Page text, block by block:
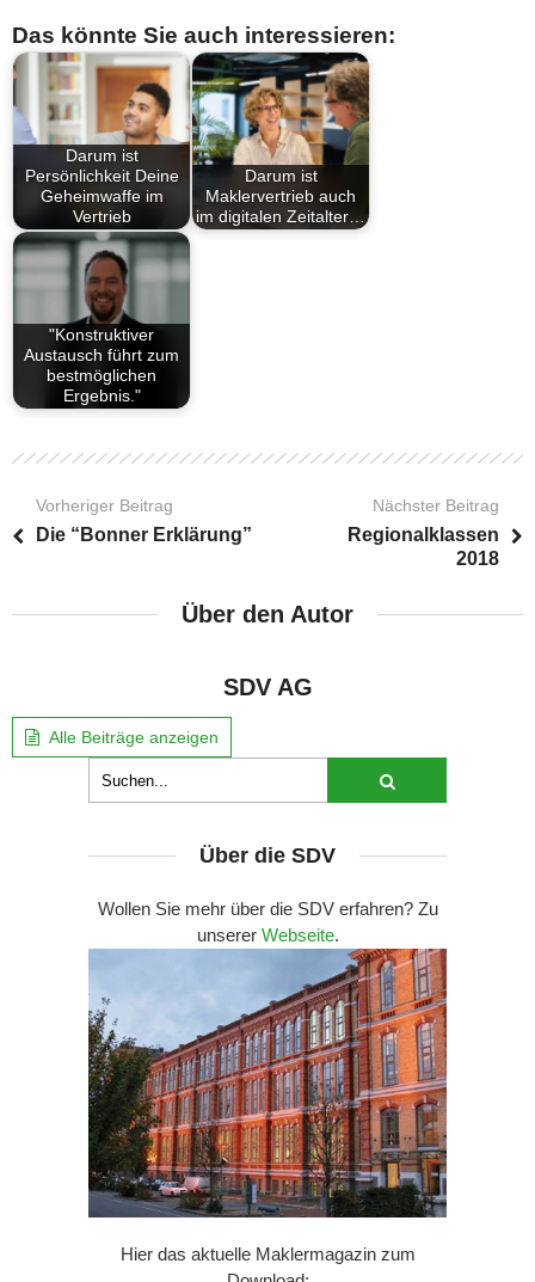
Das könnte Sie auch interessieren:
Darum ist
Persönlichkeit Deine
Geheimwaffe im
Vertrieb
Darum ist
Maklervertrieb auch
im digitalen Zeitalter…
"Konstruktiver
Austausch führt zum
bestmöglichen
Ergebnis."
Vorheriger Beitrag
Die “Bonner Erklärung”
Nächster Beitrag
Regionalklassen
2018
Über den Autor
SDV AG
Alle Beiträge anzeigen
Über die SDV
Wollen Sie mehr über die SDV erfahren? Zu
unserer Webseite.
Hier das aktuelle Maklermagazin zum